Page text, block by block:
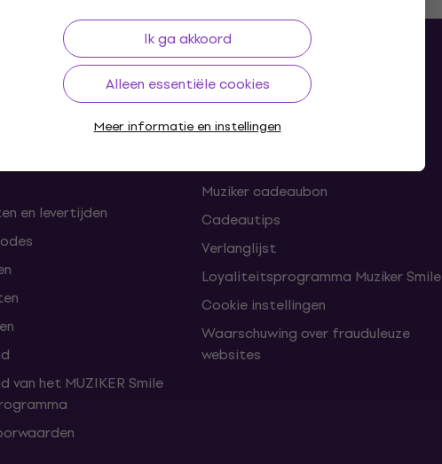
Ik ga akkoord
Alleen essentiële cookies
Meer informatie en instellingen
van de
en levertijden
van het MUZIKER Smile
Handige links
FAQ - Veelgestelde vragen
Muziker cadeaubon
Cadeautips
Verlanglijst
Loyaliteitsprogramma Muziker Smile
Cookie instellingen
Waarschuwing over frauduleuze
websites